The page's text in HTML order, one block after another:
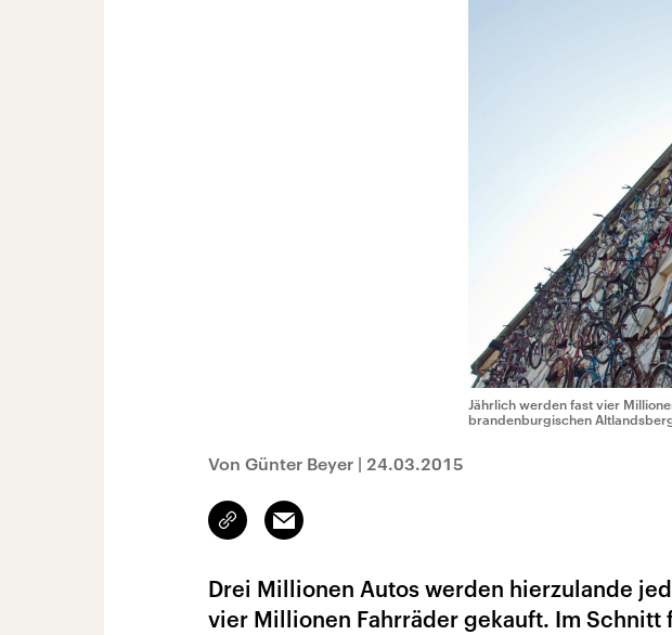
Jährlich werden fast vier
brandenburgischen
Von Günter Beyer | 24.03.2015
Link
kopieren/teilen
Email
Drei Millionen Autos werden hierzulande
vier Millionen Fahrräder gekauft. Im Schnitt